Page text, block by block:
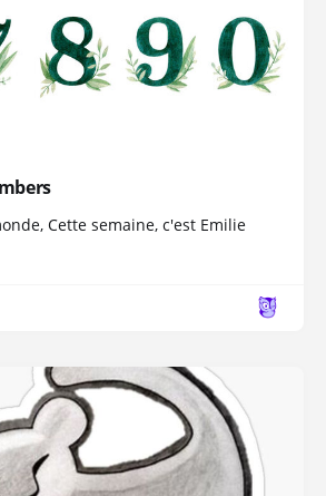
Cette semaine, c'est Emilie